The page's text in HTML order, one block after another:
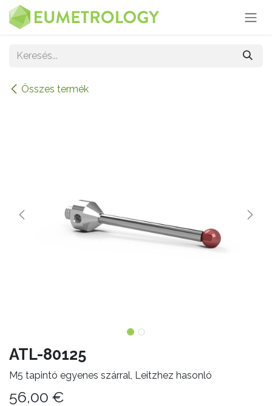
Kihagyás és továbblépés a tartalomhoz
Összes termék
ATL-80125
M5 tapintó egyenes szárral, Leitzhez hasonló
56,00 €